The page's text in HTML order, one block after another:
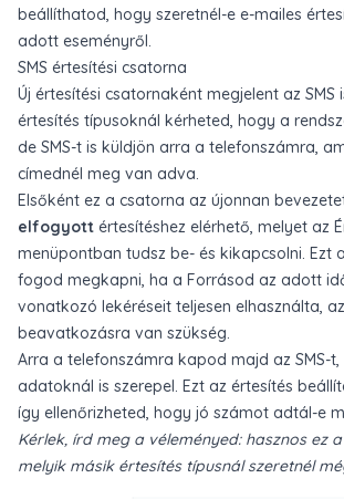
beállíthatod, hogy szeretnél-e e-mailes
adott eseményről.
SMS értesítési csatorna
Új értesítési csatornaként megjelent az SMS
értesítés típusoknál kérheted, hogy a
de SMS-t is küldjön arra a telefonszámra,
címednél meg van adva.
Elsőként ez a csatorna az újonnan
elfogyott értesítéshez elérhető, melyet az
menüpontban tudsz be- és kikapcsolni. Ezt
fogod megkapni, ha a Forrásod az adott
vonatkozó lekéréseit teljesen elhasználta,
beavatkozásra van szükség.
Arra a telefonszámra kapod majd az SMS-t,
adatoknál is szerepel. Ezt az értesítés
így ellenőrizheted, hogy jó számot adtál-e
Kérlek, írd meg a véleményed: hasznos ez
melyik másik értesítés típusnál szeretnél